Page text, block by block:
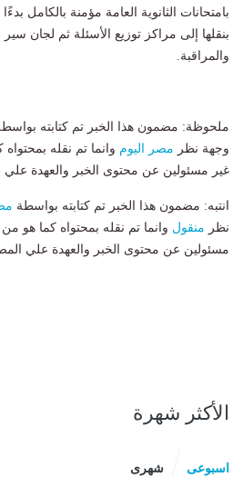
بامتحانات الثانوية العامة مؤمنة بالكامل
بنقلها إلى مراكز توزيع الأسئلة ثم لجان سير
والمراقبة.
ملحوظة: مضمون هذا الخبر تم كتابته
وجهة نظر مصر اليوم وانما تم نقله
غير مسئولين عن محتوى الخبر والعهدة علي
انتبه: مضمون هذا الخبر تم كتابته بواسطة
نظر منقول وانما تم نقله بمحتواه كما هو من
مسئولين عن محتوى الخبر والعهدة علي
الأكثر شهرة
اسبوعى شهرى